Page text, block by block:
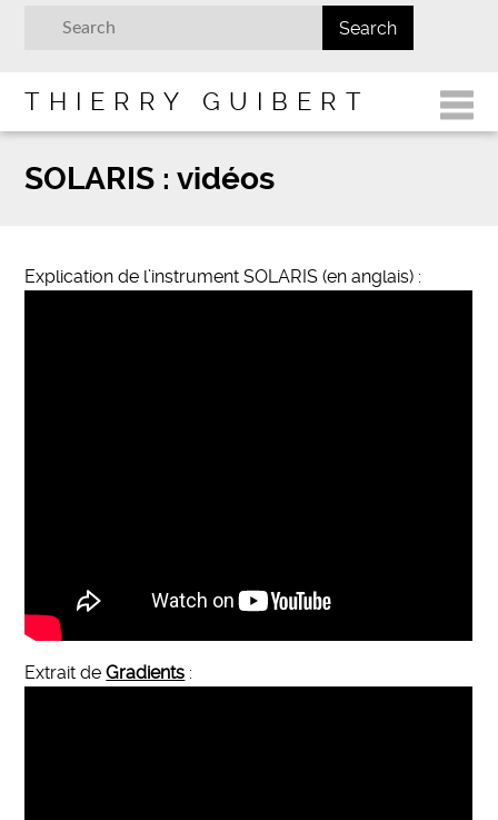
THIERRY GUIBERT
SOLARIS : vidéos
Explication de l’instrument SOLARIS (en anglais) :
Extrait deGradients :